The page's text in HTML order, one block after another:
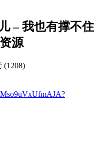
– 我也有撑不住
源
(1208)